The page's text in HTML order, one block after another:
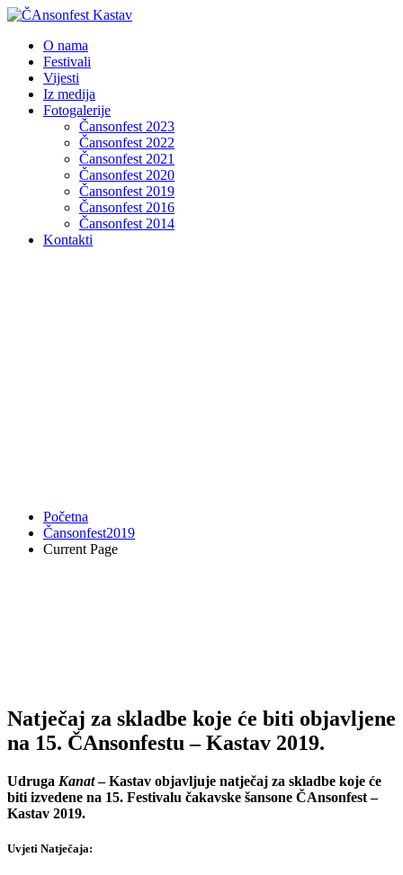
O nama
Festivali
Vijesti
Iz medija
Fotogalerije
Čansonfest 2023
Čansonfest 2022
Čansonfest 2021
Čansonfest 2020
Čansonfest 2019
Čansonfest 2016
Čansonfest 2014
Kontakti
Početna
Čansonfest2019
Current Page
Natječaj za skladbe koje će biti objavljene
na 15. ČAnsonfestu – Kastav 2019.
Udruga Kanat– Kastav objavljuje natječaj za skladbe koje će
biti izvedene na 15. Festivalu čakavske šansone ČAnsonfest –
Kastav 2019.
Uvjeti Natječaja: